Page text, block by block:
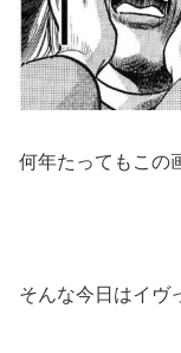
何年たってもこの
そんな今日はイヴ